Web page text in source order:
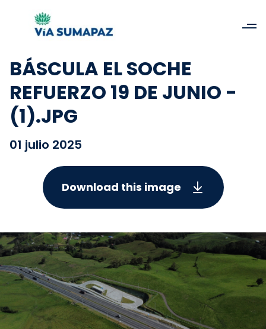
BÁSCULA EL SOCHE
REFUERZO 19 DE JUNIO -
(1).JPG
01 julio 2025
Download this image